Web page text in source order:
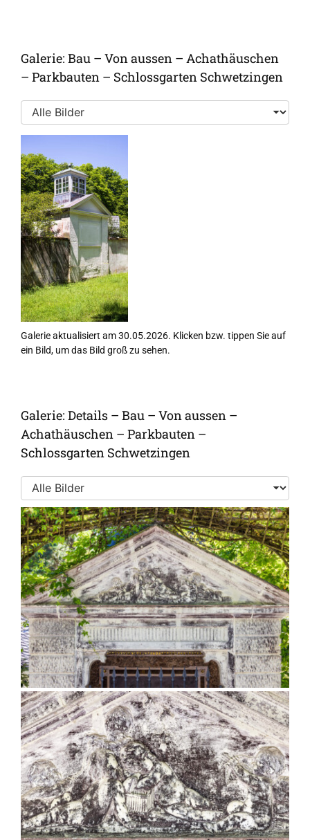
Galerie: Bau – Von aussen – Achathäuschen
– Parkbauten – Schlossgarten Schwetzingen
Galerie aktualisiert am 30.05.2026. Klicken bzw. tippen Sie auf
ein Bild, um das Bild groß zu sehen.
Galerie: Details – Bau – Von aussen –
Achathäuschen – Parkbauten –
Schlossgarten Schwetzingen